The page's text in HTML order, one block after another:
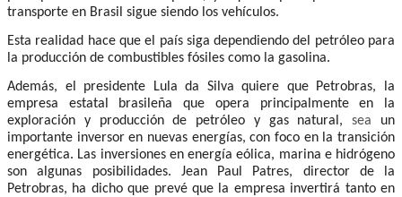
transporte en Brasil sigue siendo los vehículos.
Esta realidad hace que el país siga dependiendo del petróleo para
la producción de combustibles fósiles como la gasolina.
Además, el presidente Lula da Silva quiere que Petrobras, la
empresa estatal brasileña que opera principalmente en la
exploración y producción de petróleo y gas natural, sea un
importante inversor en nuevas energías, con foco en la transición
energética. Las inversiones en energía eólica, marina e hidrógeno
son algunas posibilidades. Jean Paul Patres, director de la
Petrobras, ha dicho que prevé que la empresa invertirá tanto en